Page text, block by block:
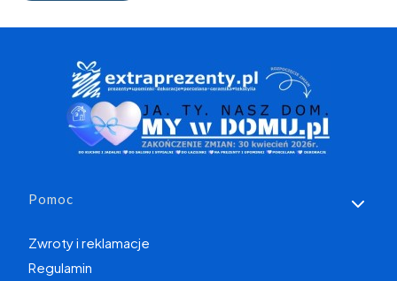
Linki w stopce
Pomoc
Zwroty i reklamacje
Regulamin